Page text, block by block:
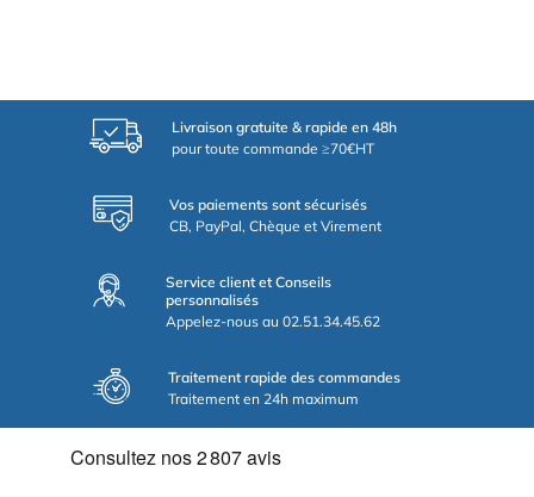
Livraison gratuite & rapide en 48h
pour toute commande ≥70€HT
Vos paiements sont sécurisés
CB, PayPal, Chèque et Virement
Service client et Conseils
personnalisés
Appelez-nous au 02.51.34.45.62
Traitement rapide des commandes
Traitement en 24h maximum